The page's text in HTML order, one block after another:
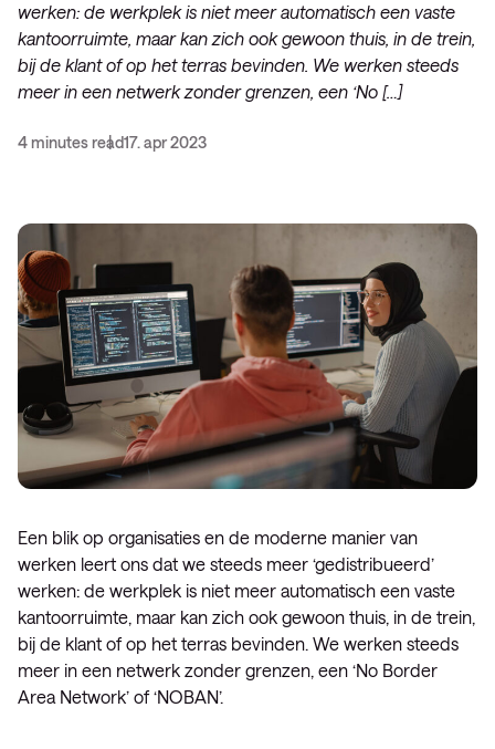
werken: de werkplek is niet meer automatisch een vaste
kantoorruimte, maar kan zich ook gewoon thuis, in de trein,
bij de klant of op het terras bevinden. We werken steeds
meer in een netwerk zonder grenzen, een ‘No […]
4 minutes read17. apr 2023
Een blik op organisaties en de moderne manier van
werken leert ons dat we steeds meer ‘gedistribueerd’
werken: de werkplek is niet meer automatisch een vaste
kantoorruimte, maar kan zich ook gewoon thuis, in de trein,
bij de klant of op het terras bevinden. We werken steeds
meer in een netwerk zonder grenzen, een ‘No Border
Area Network’ of ‘NOBAN’.